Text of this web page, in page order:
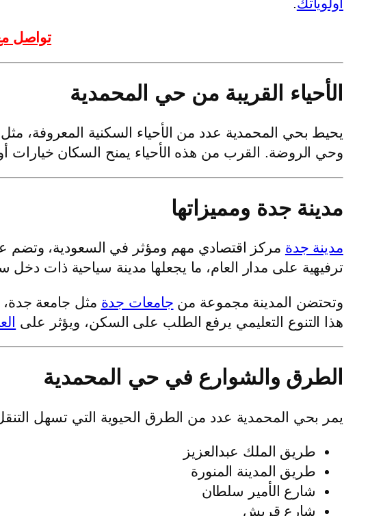
أولوياتك.
تواصل
الأحياء القريبة من حي المحمدية
يحيط بحي المحمدية عدد من الأحياء السكنية
وحي الروضة. القرب من هذه الأحياء يمنح السكان خيارات
مدينة جدة ومميزاتها
مدينة جدة مركز اقتصادي مهم ومؤثر في السعودية، وتضم
ترفيهية على مدار العام، ما يجعلها مدينة سياحية ذات دخل
وتحتضن المدينة مجموعة من جامعات جدة مثل جامعة جدة،
هذا التنوع التعليمي يرفع الطلب على السكن، ويؤثر على
الطرق والشوارع في حي المحمدية
يمر بحي المحمدية عدد من الطرق الحيوية التي تسهل
طريق الملك عبدالعزيز
طريق المدينة المنورة
شارع الأمير سلطان
شارع قريش